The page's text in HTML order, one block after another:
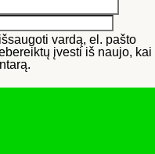
vardą, el. pašto
įvesti iš naujo, kai